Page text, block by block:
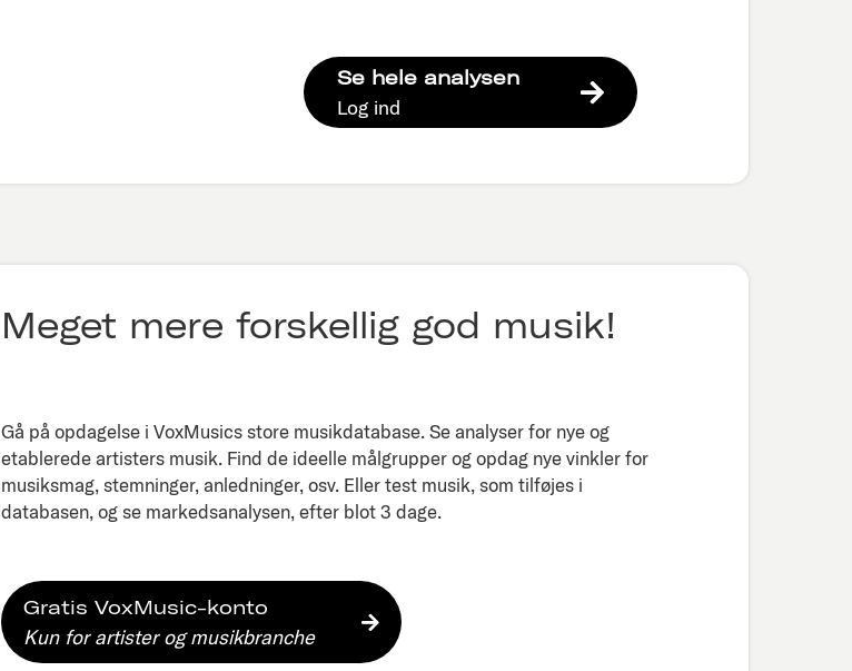
Se hele analysen
Log ind
Meget mere forskellig god musik!
Gå på opdagelse i VoxMusics store musikdatabase. Se analyser for nye og
etablerede artisters musik. Find de ideelle målgrupper og opdag nye vinkler for
musiksmag, stemninger, anledninger, osv. Eller test musik, som tilføjes i
databasen, og se markedsanalysen, efter blot 3 dage.​
Gratis VoxMusic-konto
Kun for artister og musikbranche